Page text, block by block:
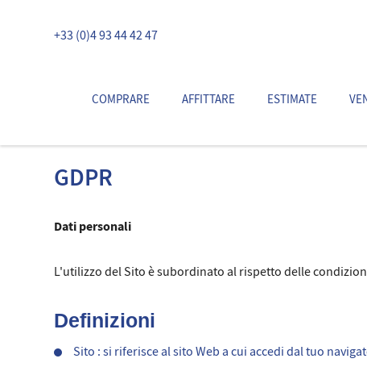
+33 (0)4 93 44 42 47
COMPRARE AFFITTARE ESTIMATE
GDPR
Dati personali
L'utilizzo del Sito è subordinato al rispetto delle
Definizioni
Sito : si riferisce al sito Web a cui accedi dal tuo